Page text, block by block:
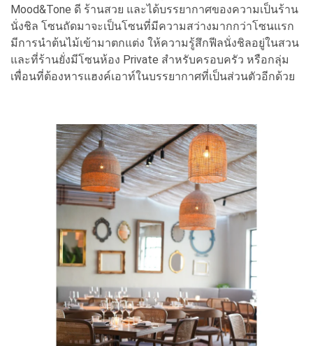
Mood&Tone ดี ร้านสวย และได้บรรยากาศของความเป็นร้าน
นั่งชิล โซนถัดมาจะเป็นโซนที่มีความสว่างมากกว่าโซนแรก
มีการนำต้นไม้เข้ามาตกแต่ง ให้ความรู้สึกฟีลนั่งชิลอยู่ในสวน
และที่ร้านยั่งมีโซนห้อง Private สำหรับครอบครัว หรือกลุ่ม
เพื่อนที่ต้องหารแฮงค์เอาท์ในบรรยากาศที่เป็นส่วนตัวอีกด้วย